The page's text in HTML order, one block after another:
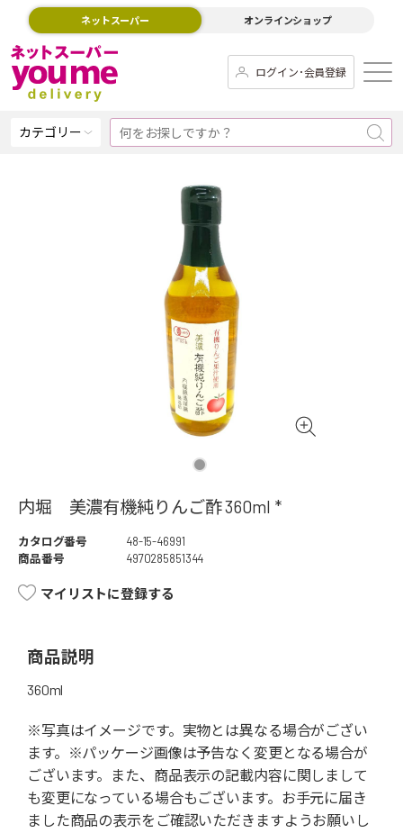
ネットスーパー オンラインショップ
ログイン･会員登録
カテゴリー
内堀 美濃有機純りんご酢 360ml *
カタログ番号
48-15-46991
商品番号
4970285851344
マイリストに登録する
商品説明
360ml
※写真はイメージです。実物とは異なる場合がござい
ます。※パッケージ画像は予告なく変更となる場合が
ございます。また、商品表示の記載内容に関しまして
も変更になっている場合もございます。お手元に届き
ました商品の表示をご確認いただきますようお願いし